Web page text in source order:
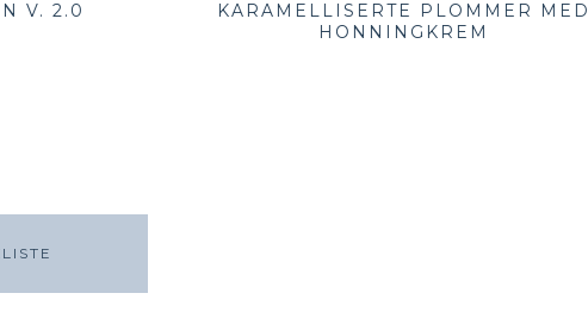
V. 2.0
KARAMELLISERTE PLOMMER MED
HONNINGKREM